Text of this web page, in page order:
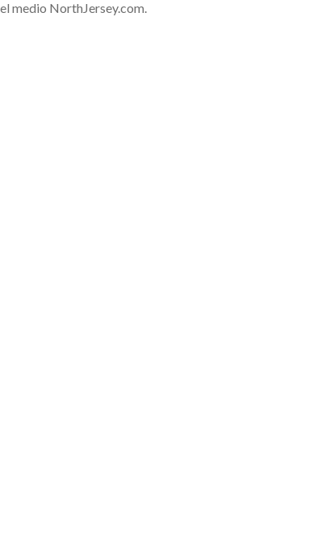
medio NorthJersey.com.